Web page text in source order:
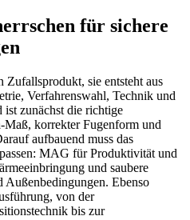
für sichere
Zufallsprodukt, sie entsteht aus
Verfahrenswahl, Technik und
zunächst die richtige
Maß, korrekter Fugenform und
aufbauend muss das
MAG für Produktivität und
und saubere
Ebenso
von der
bis zur